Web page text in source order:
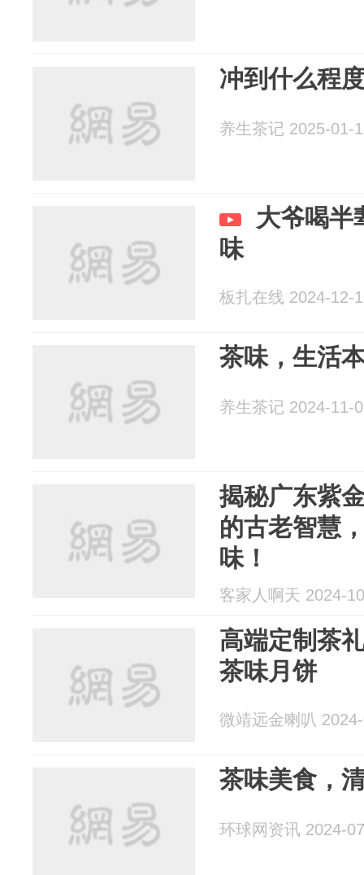
冲到什么程
养生茶记 2025-01-
大爷喝半
味
板扎在线 2024-12-
茶味，生活
养生茶记 2024-11-
揭秘广东紫
的古老智慧
味！
客家人啊天 2024-
高端定制茶
茶味月饼
微靖远金喇叭
茶味美食，
环球网资讯 2024-